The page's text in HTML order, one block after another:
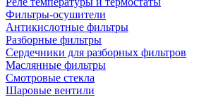
Фильтры-осушители
Антикислотные фильтры
Разборные фильтры
Сердечники для разборных фильтров
Маслянные фильтры
Смотровые стекла
Шаровые вентили